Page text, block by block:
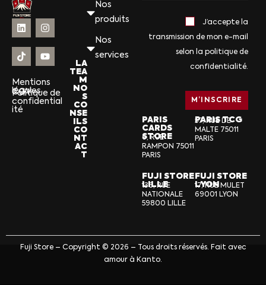
Mentions
légales
CGV
Politique de
confidential
ité
Nos
produits
Nos
services
LA
TEA
M
NO
S
CO
NSE
ILS
CO
NT
AC
T
J’accepte la
transmission de mon e-mail
selon la politique de
confidentialité.
PARIS
CARDS
STORE
6, RUE
RAMPON 75011
PARIS
PARIS TCG
57, RUE DE
MALTE 75011
PARIS
FUJI STORE
LILLE
136, RUE
NATIONALE
59800 LILLE
FUJI STORE
LYON
17, RUE MULET
69001 LYON
Fuji Store – Copyright © 2026 – Tous droits réservés. Fait avec
amour à Kanto.